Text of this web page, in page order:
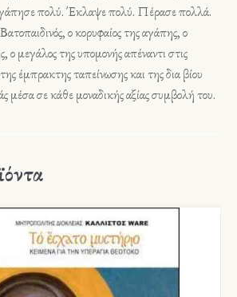
πολύ. Έκλαψε πολύ. Πέρασε πολλά.
ο κορυφαίος της αγάπης, ο
ο μεγάλος της υπομονής απέναντι στις
έμπρακτης ταπείνωσης και της δια βίου
μέσα σε κάθε μοναδικής αξίας συμβολή του.